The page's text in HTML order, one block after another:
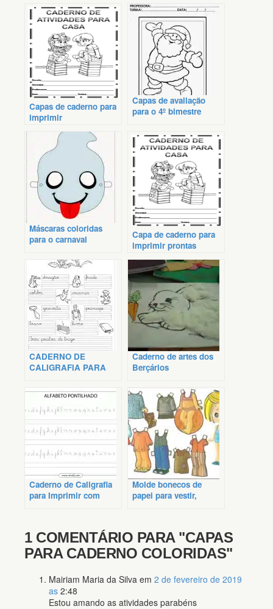
Capas de caderno para
imprimir
Capas de avaliação
para o 4º bimestre
Máscaras coloridas
para o carnaval
Capa de caderno para
imprimir prontas
CADERNO DE
CALIGRAFIA PARA
Caderno de artes dos
Berçários
Caderno de Caligrafia
para Imprimir com
Molde bonecos de
papel para vestir,
1 COMENTÁRIO PARA "CAPAS
PARA CADERNO COLORIDAS"
Mairiam Maria da Silva em 2 de fevereiro de 2019
as 2:48
Estou amando as atividades parabéns